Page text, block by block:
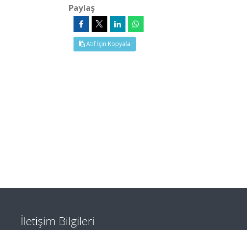
Paylaş
Atıf İçin Kopyala
İletişim Bilgileri